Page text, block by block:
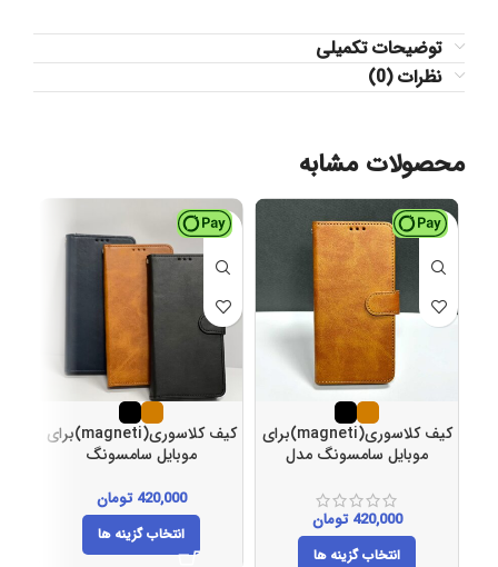
توضیحات تکمیلی
نظرات (0)
محصولات مشابه
کیف کلاسوری(magneti)برای
موبایل سامسونگ مدل
420,000 تومان
انتخاب گزینه ها
کیف کلاسوری(magneti)برای
موبایل سامسونگ
420,000 تومان
انتخاب گزینه ها